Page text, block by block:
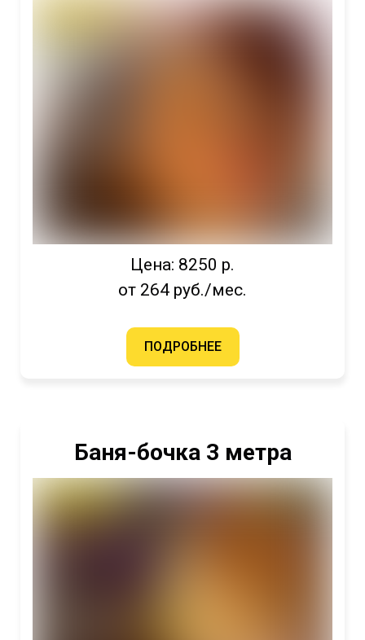
Цена: 8250 р.
от 264 руб./мес.
ПОДРОБНЕЕ
Баня-бочка 3 метра